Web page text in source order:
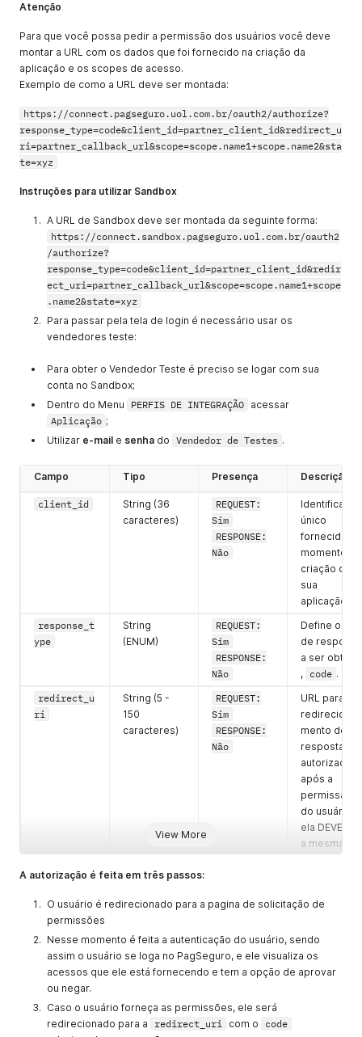
Atenção
Para que você possa pedir a permissão dos usuários você deve
montar a URL com os dados que foi fornecido na criação da
aplicação e os scopes de acesso.
Exemplo de como a URL deve ser montada:
https://connect.pagseguro.uol.com.br/oauth2/authorize?
response_type=code&client_id=partner_client_id&redirect_u
ri=partner_callback_url&scope=scope.name1+scope.name2&sta
te=xyz
Instruções para utilizar Sandbox
A URL de Sandbox deve ser montada da seguinte forma:
https://connect.sandbox.pagseguro.uol.com.br/oauth2
/authorize?
response_type=code&client_id=partner_client_id&redir
ect_uri=partner_callback_url&scope=scope.name1+scope
.name2&state=xyz
Para passar pela tela de login é necessário usar os
vendedores teste:
Para obter o Vendedor Teste é preciso se logar com sua
conta no Sandbox;
Dentro do Menu
PERFIS DE INTEGRAÇÃO acessar
Aplicação ;
Utilizar e-mail e senha do Vendedor de Testes .
View More
Campo Tipo Presença Descrição
client_id
String (36
caracteres)
REQUEST:
Sim
RESPONSE:
Não
Identificador
único
fornecido no
momento da
criação da
sua
aplicação.
response_t
ype
String
(ENUM)
REQUEST:
Sim
RESPONSE:
Não
Define o tipo
de resposta
a ser obtido
, code .
redirect_u
ri
String (5 -
150
caracteres)
REQUEST:
Sim
RESPONSE:
Não
URL para o
redireciona
mento de
resposta d
autorização
após a
permissão
do usuário,
ela DEVE ser
a mesma de
scope
caracteres)
RESPONSE:
Não
encontra a
A autorização é feita em três passos:
O usuário é redirecionado para a pagina de solicitação de
permissões
Nesse momento é feita a autenticação do usuário, sendo
assim o usuário se loga no PagSeguro, e ele visualiza os
acessos que ele está fornecendo e tem a opção de aprovar
ou negar.
Caso o usuário forneça as permissões, ele será
redirecionado para a
redirect_uri com o
code